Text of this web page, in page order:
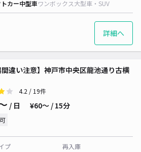
カー中型車ワンボックス大型車・SUV
詳細へ
間違い注意】神戸市中央区龍池通り古横
4.2 / 19件
/ 日 ¥60〜 / 15分
プ
再入庫